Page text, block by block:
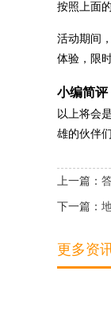
按照上面
活动期间
体验，限
小编简评
以上将会
雄的伙伴
上一篇：
下一篇：
更多资